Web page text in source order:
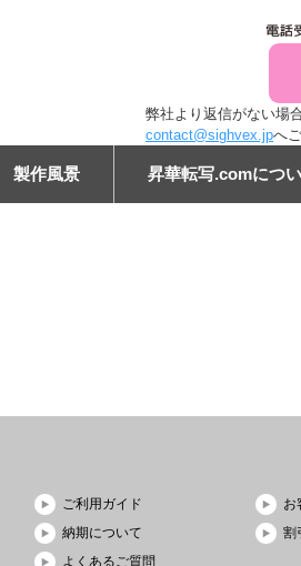
弊社より返信がない場
contact@sighvex.jpへ
製作風景 昇華転写.comにつ
ご利用ガイド
納期について
よくあるご質問
お
割